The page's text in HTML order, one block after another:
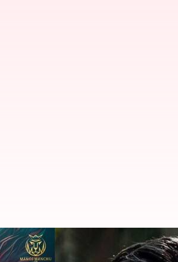
ట్యాగ్ లైన్ తో మంచు